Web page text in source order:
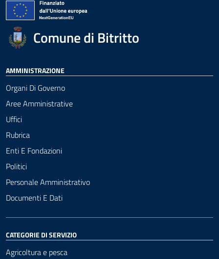
Comune di Bitritto
AMMINISTRAZIONE
Organi Di Governo
Aree Amministrative
Uffici
Rubrica
Enti E Fondazioni
Politici
Personale Amministrativo
Documenti E Dati
CATEGORIE DI SERVIZIO
Agricoltura e pesca